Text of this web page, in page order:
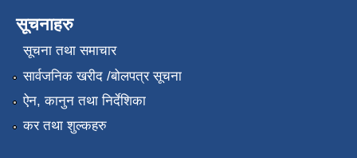
सूचनाहरु
सूचना तथा समाचार
सार्वजनिक खरीद /बोलपत्र सूचना
ऐन, कानुन तथा निर्देशिका
कर तथा शुल्कहरु